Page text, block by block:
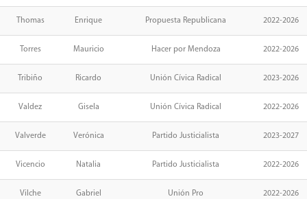
Thomas Enrique Propuesta Republicana 2022-2026
Torres Mauricio Hacer por Mendoza 2022-2026
Tribiño Ricardo Unión Cívica Radical 2023-2026
Valdez Gisela Unión Cívica Radical 2022-2026
Valverde Verónica Partido Justicialista 2023-2027
Vicencio Natalia Partido Justicialista 2022-2026
Vilche Gabriel Unión Pro 2022-2026